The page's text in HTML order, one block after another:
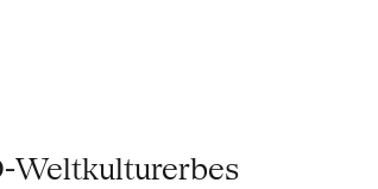
Weltkulturerbes